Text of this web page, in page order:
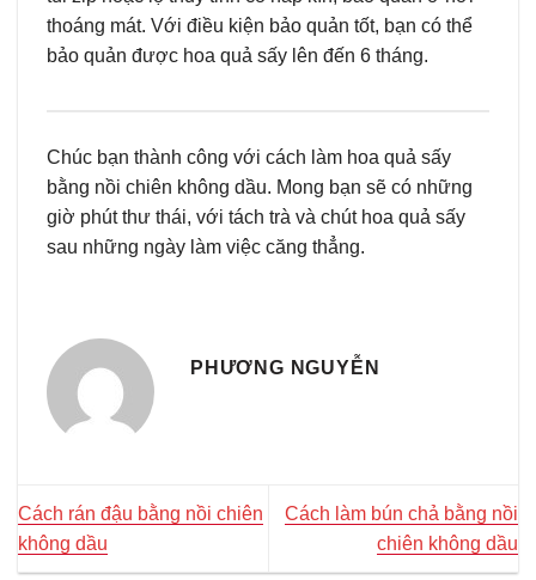
thoáng mát. Với điều kiện bảo quản tốt, bạn có thể
bảo quản được hoa quả sấy lên đến 6 tháng.
Chúc bạn thành công với cách làm hoa quả sấy
bằng nồi chiên không dầu. Mong bạn sẽ có những
giờ phút thư thái, với tách trà và chút hoa quả sấy
sau những ngày làm việc căng thẳng.
PHƯƠNG NGUYỄN
Cách rán đậu bằng nồi chiên
không dầu
Cách làm bún chả bằng nồi
chiên không dầu